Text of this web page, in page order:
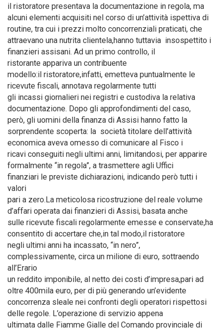
il ristoratore presentava la documentazione in regola, ma
alcuni elementi acquisiti nel corso di un’attività ispettiva di
routine, tra cui i prezzi molto concorrenziali praticati, che
attraevano una nutrita clientela,hanno tuttavia insospettito i
finanzieri assisani. Ad un primo controllo, il
ristorante appariva un contribuente
modello:il ristoratore,infatti, emetteva puntualmente le
ricevute fiscali, annotava regolarmente tutti
gli incassi giornalieri nei registri e custodiva la relativa
documentazione. Dopo gli approfondimenti del caso,
però, gli uomini della finanza di Assisi hanno fatto la
sorprendente scoperta: la società titolare dell’attività
economica aveva omesso di comunicare al Fisco i
ricavi conseguiti negli ultimi anni, limitandosi, per apparire
formalmente “in regola”, a trasmettere agli Uffici
finanziari le previste dichiarazioni, indicando però tutti i
valori
pari a zero.La meticolosa ricostruzione del reale volume
d’affari operata dai finanzieri di Assisi, basata anche
sulle ricevute fiscali regolarmente emesse e conservate,ha
consentito di accertare che,in tal modo,il ristoratore
negli ultimi anni ha incassato, “in nero”,
complessivamente, circa un milione di euro, sottraendo
all’Erario
un reddito imponibile, al netto dei costi d’impresa,pari ad
oltre 400mila euro, per di più generando un’evidente
concorrenza sleale nei confronti degli operatori rispettosi
delle regole. L’operazione di servizio appena
ultimata dalle Fiamme Gialle del Comando provinciale di